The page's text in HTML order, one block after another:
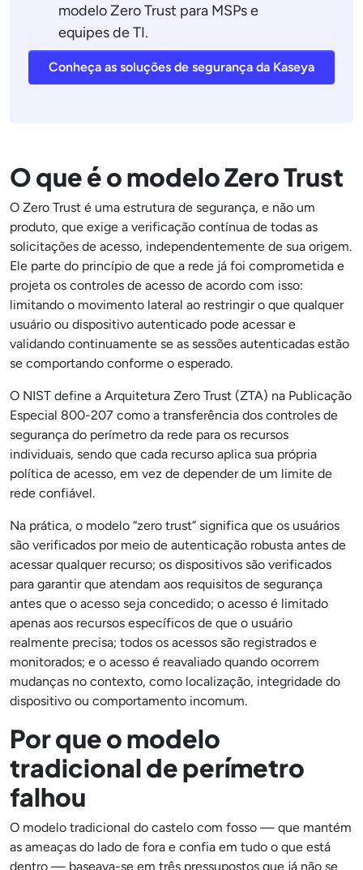
modelo Zero Trust para MSPs e
equipes de TI.
Conheça as soluções de segurança da Kaseya
O que é o modelo Zero Trust
O Zero Trust é uma estrutura de segurança, e não um
produto, que exige a verificação contínua de todas as
solicitações de acesso, independentemente de sua origem.
Ele parte do princípio de que a rede já foi comprometida e
projeta os controles de acesso de acordo com isso:
limitando o movimento lateral ao restringir o que qualquer
usuário ou dispositivo autenticado pode acessar e
validando continuamente se as sessões autenticadas estão
se comportando conforme o esperado.
O NIST define a Arquitetura Zero Trust (ZTA) na Publicação
Especial 800-207 como a transferência dos controles de
segurança do perímetro da rede para os recursos
individuais, sendo que cada recurso aplica sua própria
política de acesso, em vez de depender de um limite de
rede confiável.
Na prática, o modelo “zero trust” significa que os usuários
são verificados por meio de autenticação robusta antes de
acessar qualquer recurso; os dispositivos são verificados
para garantir que atendam aos requisitos de segurança
antes que o acesso seja concedido; o acesso é limitado
apenas aos recursos específicos de que o usuário
realmente precisa; todos os acessos são registrados e
monitorados; e o acesso é reavaliado quando ocorrem
mudanças no contexto, como localização, integridade do
dispositivo ou comportamento incomum.
Por que o modelo
tradicional de perímetro
falhou
O modelo tradicional do castelo com fosso — que mantém
as ameaças do lado de fora e confia em tudo o que está
dentro — baseava-se em três pressupostos que já não se